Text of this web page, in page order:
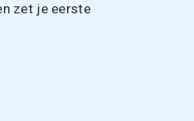
zet je eerste